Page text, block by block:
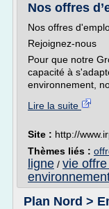
Nos offres
Nos offres
Rejoignez-nous
Pour que notre
capacité à
environnement,
Lire la suite
Site : http://
Thèmes liés :
ligne / vie
Plan Nord >